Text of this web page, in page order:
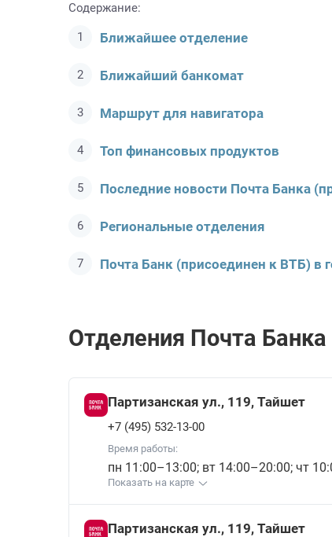
Содержание:
Ближайшее отделение
Ближайший банкомат
Маршрут для навигатора
Топ финансовых продуктов
Последние новости Почта Банкa
Региональные отделения
Почта Банк (присоединен к ВТБ) в
Отделения Почта
Партизанская ул., 119, Тайшет
+7 (495) 532-13-00
Время работы:
пн 11:00–13:00; вт 14:00–20:00; чт
Показать на карте
Партизанская ул., 119, Тайшет